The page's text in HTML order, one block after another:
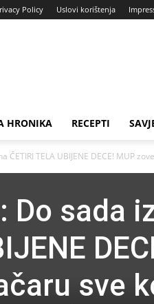
Policy Uslovi korištenja
HRONIKA RECEPTI
TELA UBIJENE DECE! MUP
Do sada
sve